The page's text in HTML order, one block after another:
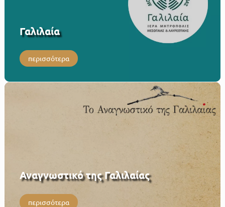
Γαλιλαία
περισσότερα
Αναγνωστικό της Γαλιλαίας
περισσότερα